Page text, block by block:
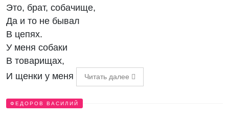
Это, брат, собачище,
Да и то не бывал
В цепях.
У меня собаки
В товарищах,
И щенки у меня
Читать далее
ФЕДОРОВ ВАСИЛИЙ